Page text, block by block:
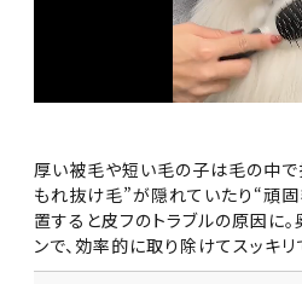
厚い被毛や短い毛の子は毛の中で
もれ抜け毛”が隠れていたり“頑
置すると皮フのトラブルの原因に
ンで、効率的に取り除けてスッキリ